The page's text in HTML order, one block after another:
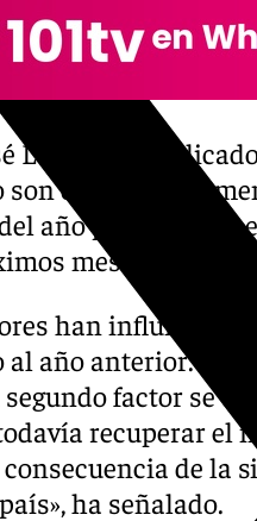
Luque, ha
son
año pasado y las
meses,
han influido en
al año anterior. El
factor se
recuperar el
de la
ha señalado.